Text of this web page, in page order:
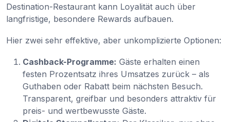
Destination-Restaurant kann Loyalität auch über
langfristige, besondere Rewards aufbauen.
Hier zwei sehr effektive, aber unkomplizierte Optionen:
Cashback-Programme: Gäste erhalten einen
festen Prozentsatz ihres Umsatzes zurück – als
Guthaben oder Rabatt beim nächsten Besuch.
Transparent, greifbar und besonders attraktiv für
preis- und wertbewusste Gäste.